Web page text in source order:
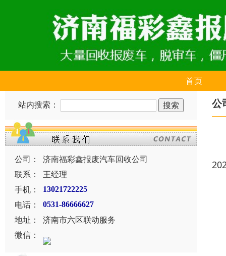
首页
站内搜索：
公司：
济南福彩鑫报废汽车回收公司
联系：
王经理
手机：
13021722225
电话： 0531-86666627
地址：
济南市六区联动服务
微信：
公